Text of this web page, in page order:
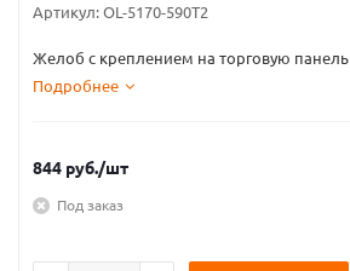
Артикул:OL-5170-590T2
Желоб с креплением на торговую панель
Подробнее
844 руб./шт
Под заказ